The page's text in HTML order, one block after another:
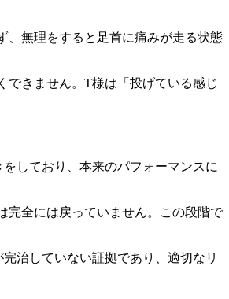
、無理をすると足首に痛みが走る状態
できません。T様は「投げている感じ
しており、本来のパフォーマンスに
完全には戻っていません。この段階で
治していない証拠であり、適切なリ